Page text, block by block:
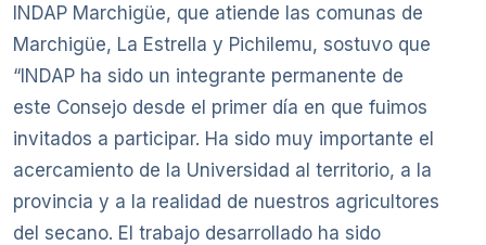
INDAP Marchigüe, que atiende las comunas de
Marchigüe, La Estrella y Pichilemu, sostuvo que
“INDAP ha sido un integrante permanente de
este Consejo desde el primer día en que fuimos
invitados a participar. Ha sido muy importante el
acercamiento de la Universidad al territorio, a la
provincia y a la realidad de nuestros agricultores
del secano. El trabajo desarrollado ha sido